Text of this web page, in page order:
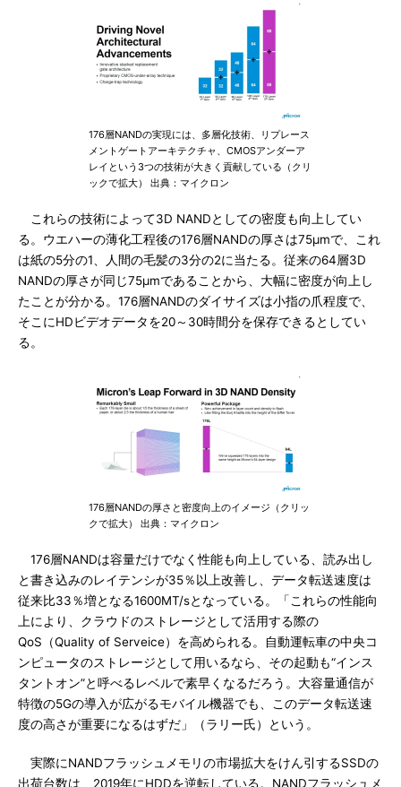
176層NANDの実現には、多層化技術、リプレース
メントゲートアーキテクチャ、CMOSアンダーア
レイという3つの技術が大きく貢献している（クリ
ックで拡大） 出典：マイクロン
これらの技術によって3D NANDとしての密度も向上してい
る。ウエハーの薄化工程後の176層NANDの厚さは75μmで、これ
は紙の5分の1、人間の毛髪の3分の2に当たる。従来の64層3D
NANDの厚さが同じ75μmであることから、大幅に密度が向上し
たことが分かる。176層NANDのダイサイズは小指の爪程度で、
そこにHDビデオデータを20～30時間分を保存できるとしてい
る。
176層NANDの厚さと密度向上のイメージ（クリッ
クで拡大） 出典：マイクロン
176層NANDは容量だけでなく性能も向上している、読み出し
と書き込みのレイテンシが35％以上改善し、データ転送速度は
従来比33％増となる1600MT/sとなっている。「これらの性能向
上により、クラウドのストレージとして活用する際の
QoS（Quality of Serveice）を高められる。自動運転車の中央コ
ンピュータのストレージとして用いるなら、その起動も“インス
タントオン”と呼べるレベルで素早くなるだろう。大容量通信が
特徴の5Gの導入が広がるモバイル機器でも、このデータ転送速
度の高さが重要になるはずだ」（ラリー氏）という。
実際にNANDフラッシュメモリの市場拡大をけん引するSSDの
出荷台数は、2019年にHDDを逆転している。NANDフラッシュメ